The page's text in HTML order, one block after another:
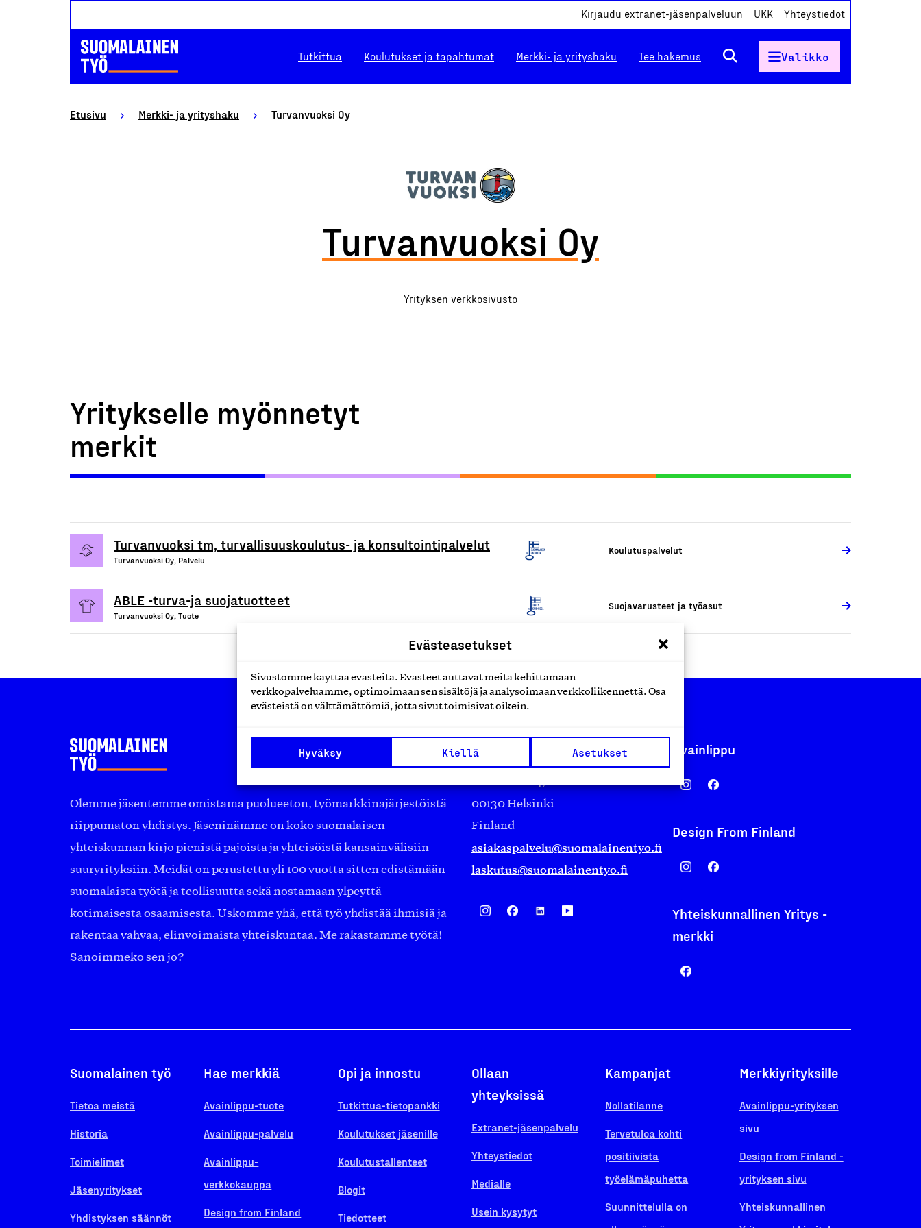
Evästeasetukset
Sivustomme käyttää evästeitä. Evästeet auttavat meitä kehittämään
verkkopalveluamme, optimoimaan sen sisältöjä ja analysoimaan verkkoliikennettä. Osa
evästeistä on välttämättömiä, jotta sivut toimisivat oikein.
Hyväksy Kiellä Asetukset
Kirjaudu extranet-jäsenpalveluun UKK Yhteystiedot
Tutkittua Koulutukset ja tapahtumat Merkki- ja yrityshaku Tee hakemus Valikko
Etusivu Merkki- ja yrityshaku Turvanvuoksi Oy
Turvanvuoksi Oy
Yrityksen verkkosivusto
Yritykselle myönnetyt
merkit
Turvanvuoksi tm, turvallisuuskoulutus- ja konsultointipalvelut
Turvanvuoksi Oy, Palvelu
Koulutuspalvelut
ABLE -turva-ja suojatuotteet
Turvanvuoksi Oy, Tuote
Suojavarusteet ja työasut
Olemme jäsentemme omistama puolueeton, työmarkkinajärjestöistä
riippumaton yhdistys. Jäseninämme on koko suomalaisen
yhteiskunnan kirjo pienistä pajoista ja yhteisöistä kansainvälisiin
suuryrityksiin. Meidät on perustettu yli 100 vuotta sitten edistämään
suomalaista työtä ja teollisuutta sekä nostamaan ylpeyttä
kotimaisesta osaamisesta. Uskomme yhä, että työ yhdistää ihmisiä ja
rakentaa vahvaa, elinvoimaista yhteiskuntaa. Me rakastamme työtä!
Sanoimmeko sen jo?
Suomalainen työ ry
00130 Helsinki
Finland
asiakaspalvelu@suomalainentyo.fi
laskutus@suomalainentyo.fi
Avainlippu
Design From Finland
Yhteiskunnallinen Yritys -
merkki
Suomalainen työ
Tietoa meistä
Historia
Toimielimet
Jäsenyritykset
Yhdistyksen säännöt
Hae merkkiä
Avainlippu-tuote
Avainlippu-palvelu
Avainlippu-
verkkokauppa
Design from Finland
Opi ja innostu
Tutkittua-tietopankki
Koulutukset jäsenille
Koulutustallenteet
Blogit
Tiedotteet
Ollaan
yhteyksissä
Extranet-jäsenpalvelu
Yhteystiedot
Medialle
Usein kysytyt
Kampanjat
Nollatilanne
Tervetuloa kohti
positiivista
työelämäpuhetta
Suunnittelulla on
Merkkiyrityksille
Avainlippu-yrityksen
sivu
Design from Finland -
yrityksen sivu
Yhteiskunnallinen